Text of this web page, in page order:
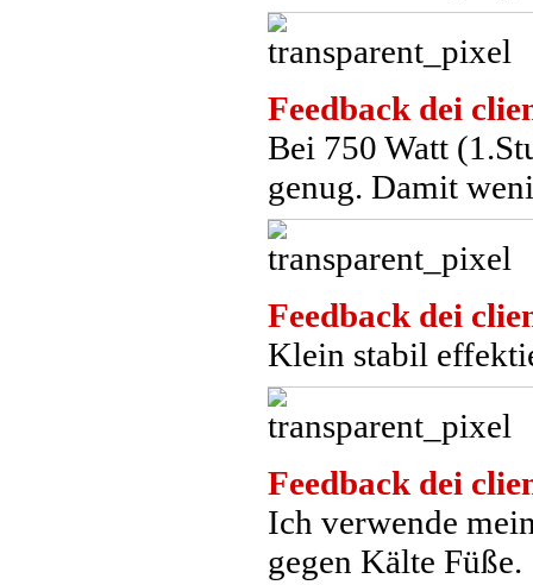
Feedback dei
Bei 750 Watt
genug. Damit
Feedback dei
Klein stabil
Feedback dei
Ich verwende
gegen Kälte Füße.